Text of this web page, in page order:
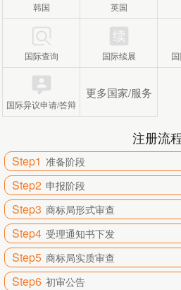
韩国 英国
国际查询 国际续展
国际异议申请/答辩
更多国家/服务
注册流
Step1 准备阶段
Step2 申报阶段
Step3 商标局形式审查
Step4 受理通知书下发
Step5 商标局实质审查
Step6 初审公告